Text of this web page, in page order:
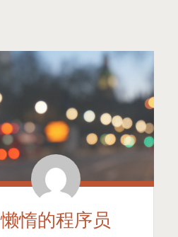
懒惰的程序员